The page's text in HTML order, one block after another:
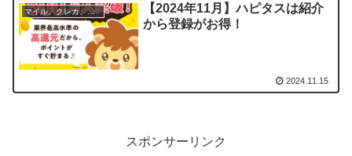
マイル、クレカ、ポイ活
【2024年11月】ハピタスは紹介
から登録がお得！
2024.11.15
スポンサーリンク